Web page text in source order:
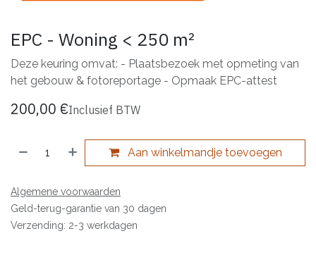
EPC - Woning < 250 m²
Deze keuring omvat: - Plaatsbezoek met opmeting van
het gebouw & fotoreportage - Opmaak EPC-attest
200,00 €Inclusief BTW
Aan winkelmandje toevoegen
Algemene voorwaarden
Geld-terug-garantie van 30 dagen
Verzending: 2-3 werkdagen